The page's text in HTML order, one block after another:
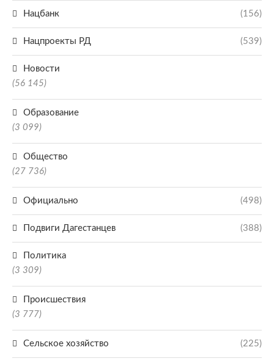
Нацбанк (156)
Нацпроекты РД (539)
Новости
(56 145)
Образование
(3 099)
Общество
(27 736)
Официально (498)
Подвиги Дагестанцев (388)
Политика
(3 309)
Происшествия
(3 777)
Сельское хозяйство (225)